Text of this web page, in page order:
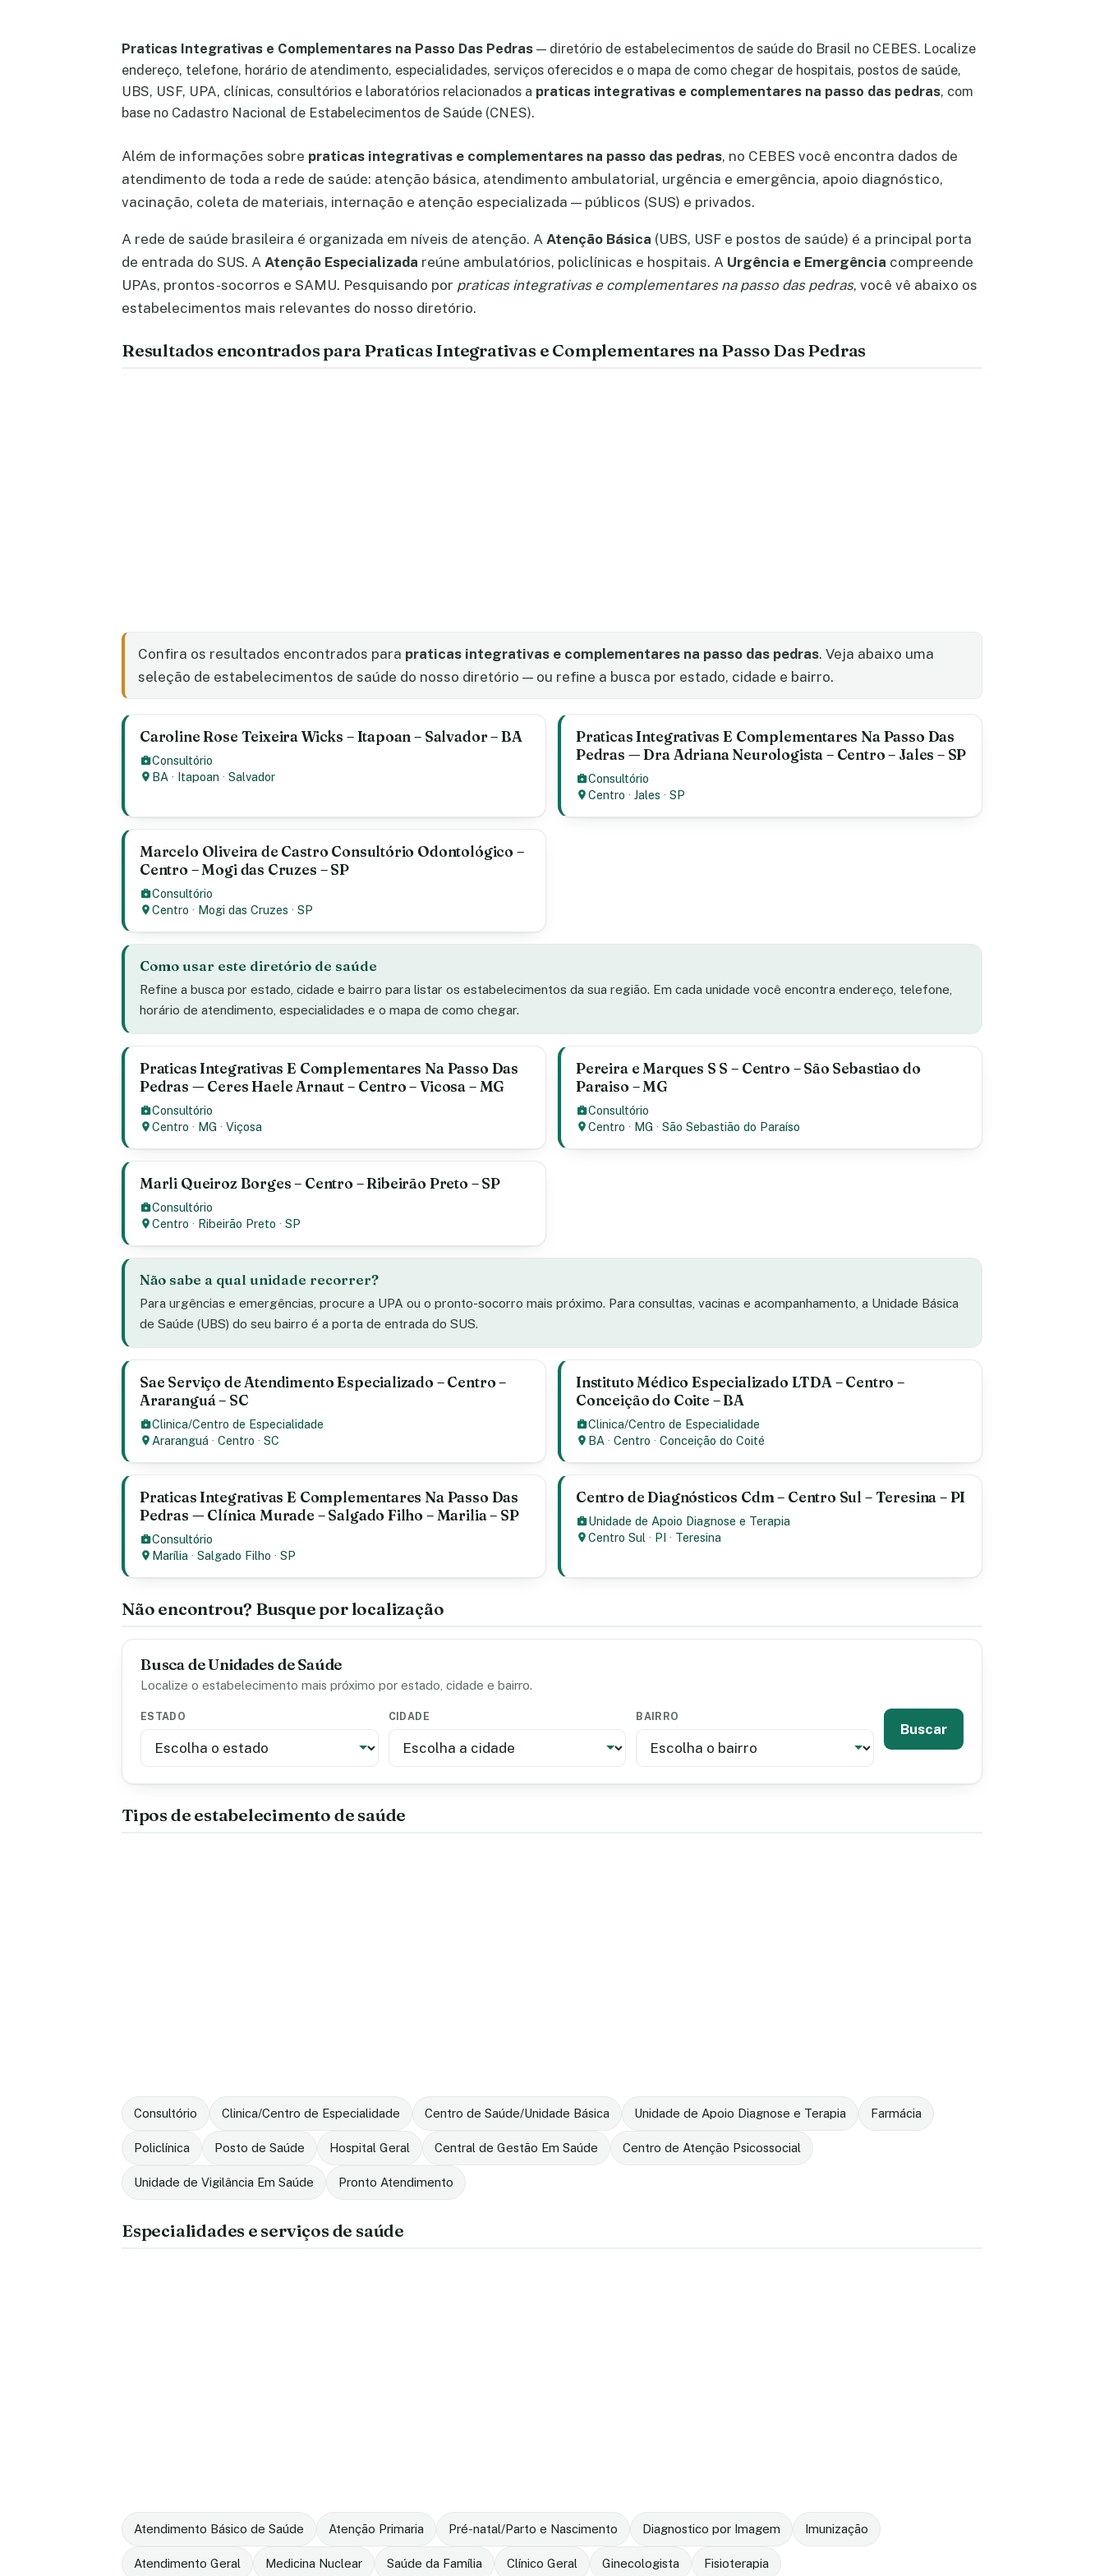
Praticas Integrativas e Complementares na Passo Das Pedras — diretório de estabelecimentos de saúde do Brasil no CEBES. Localize
endereço, telefone, horário de atendimento, especialidades, serviços oferecidos e o mapa de como chegar de hospitais, postos de saúde,
UBS, USF, UPA, clínicas, consultórios e laboratórios relacionados a praticas integrativas e complementares na passo das pedras, com
base no Cadastro Nacional de Estabelecimentos de Saúde (CNES).
Além de informações sobre praticas integrativas e complementares na passo das pedras, no CEBES você encontra dados de
atendimento de toda a rede de saúde: atenção básica, atendimento ambulatorial, urgência e emergência, apoio diagnóstico,
vacinação, coleta de materiais, internação e atenção especializada — públicos (SUS) e privados.
A rede de saúde brasileira é organizada em níveis de atenção. A Atenção Básica (UBS, USF e postos de saúde) é a principal porta
de entrada do SUS. A Atenção Especializada reúne ambulatórios, policlínicas e hospitais. A Urgência e Emergência compreende
UPAs, prontos-socorros e SAMU. Pesquisando por praticas integrativas e complementares na passo das pedras, você vê abaixo os
estabelecimentos mais relevantes do nosso diretório.
Resultados encontrados para Praticas Integrativas e Complementares na Passo Das Pedras
Confira os resultados encontrados para praticas integrativas e complementares na passo das pedras. Veja abaixo uma
seleção de estabelecimentos de saúde do nosso diretório — ou refine a busca por estado, cidade e bairro.
Caroline Rose Teixeira Wicks – Itapoan – Salvador – BA
Consultório
BA · Itapoan ·Salvador
Praticas Integrativas E Complementares Na Passo Das
Pedras — Dra Adriana Neurologista – Centro – Jales – SP
Consultório
Centro ·Jales ·SP
Marcelo Oliveira de Castro Consultório Odontológico –
Centro – Mogi das Cruzes – SP
Consultório
Centro · Mogi das Cruzes ·SP
Como usar este diretório de saúde
Refine a busca por estado, cidade e bairro para listar os estabelecimentos da sua região. Em cada unidade você encontra endereço, telefone,
horário de atendimento, especialidades e o mapa de como chegar.
Praticas Integrativas E Complementares Na Passo Das
Pedras — Ceres Haele Arnaut – Centro – Vicosa – MG
Consultório
Centro · MG ·Viçosa
Pereira e Marques S S – Centro – São Sebastiao do
Paraiso – MG
Consultório
Centro · MG ·São Sebastião do Paraíso
Marli Queiroz Borges – Centro – Ribeirão Preto – SP
Consultório
Centro · Ribeirão Preto ·SP
Não sabe a qual unidade recorrer?
Para urgências e emergências, procure a UPA ou o pronto-socorro mais próximo. Para consultas, vacinas e acompanhamento, a Unidade Básica
de Saúde (UBS) do seu bairro é a porta de entrada do SUS.
Sae Serviço de Atendimento Especializado – Centro –
Araranguá – SC
Clinica/Centro de Especialidade
Araranguá ·Centro ·SC
Instituto Médico Especializado LTDA – Centro –
Conceição do Coite – BA
Clinica/Centro de Especialidade
BA ·Centro ·Conceição do Coité
Praticas Integrativas E Complementares Na Passo Das
Pedras — Clínica Murade – Salgado Filho – Marilia – SP
Consultório
Marília ·Salgado Filho ·SP
Centro de Diagnósticos Cdm – Centro Sul – Teresina – PI
Unidade de Apoio Diagnose e Terapia
Centro Sul · PI · Teresina
Não encontrou? Busque por localização
Busca de Unidades de Saúde
Localize o estabelecimento mais próximo por estado, cidade e bairro.
ESTADO CIDADE BAIRRO
Buscar
Tipos de estabelecimento de saúde
Consultório Clinica/Centro de Especialidade Centro de Saúde/Unidade Básica Unidade de Apoio Diagnose e Terapia Farmácia
Policlínica Posto de Saúde Hospital Geral Central de Gestão Em Saúde Centro de Atenção Psicossocial
Unidade de Vigilância Em Saúde Pronto Atendimento
Especialidades e serviços de saúde
Atendimento Básico de Saúde Atenção Primaria Pré-natal/Parto e Nascimento Diagnostico por Imagem Imunização
Atendimento Geral Medicina Nuclear Saúde da Família Clínico Geral Ginecologista Fisioterapia